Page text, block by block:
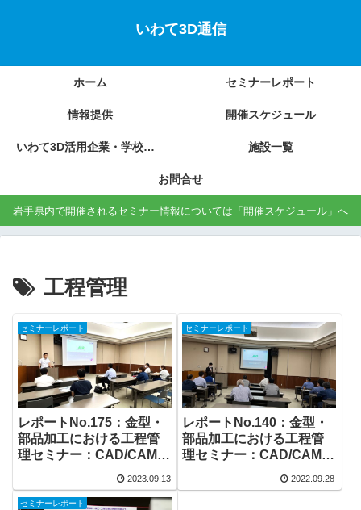
いわて3D通信
ホーム セミナーレポート
情報提供 開催スケジュール
いわて3D活用企業・学校の紹介 施設一覧
お問合せ
岩手県内で開催されるセミナー情報については「開催スケジュール」へ
工程管理
セミナーレポート
レポートNo.175：金型・
部品加工における工程管
理セミナー：CAD/CAMメ
ク）」のご紹介
2023.09.13
セミナーレポート
レポートNo.140：金型・
部品加工における工程管
理セミナー：CAD/CAMメ
ク）」のご紹介
2022.09.28
セミナーレポート